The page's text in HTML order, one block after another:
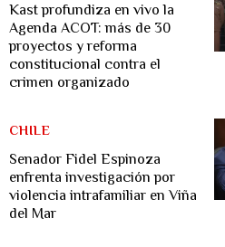
Kast profundiza en vivo la
Agenda ACOT: más de 30
proyectos y reforma
constitucional contra el
crimen organizado
Senador Fidel Espinoza
enfrenta investigación por
violencia intrafamiliar en Viña
del Mar
CHILE